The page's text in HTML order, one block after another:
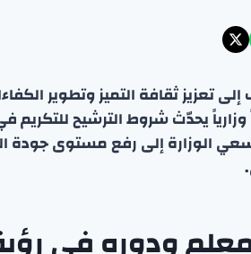
تعزيز ثقافة التميز وتطوير
وزارياً يحدّث شروط الترشيح
الوزارة إلى رفع مستوى جودة